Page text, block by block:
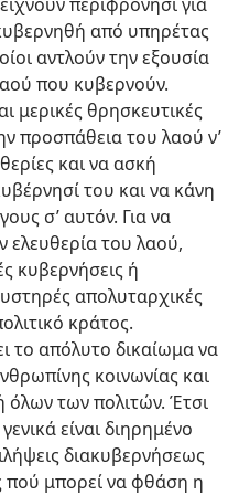
από υπηρέτας
αντλούν την εξουσία
που κυβερνούν.
μερικές θρησκευτικές
προσπάθεια του λαού ν’
και να ασκή
του και να κάνη
σ’ αυτόν. Για να
ελευθερία του λαού,
κυβερνήσεις ή
απολυταρχικές
κράτος.
το απόλυτο δικαίωμα να
κοινωνίας και
των πολιτών. Έτσι
είναι διηρημένο
διακυβερνήσεως
πού μπορεί να φθάση η